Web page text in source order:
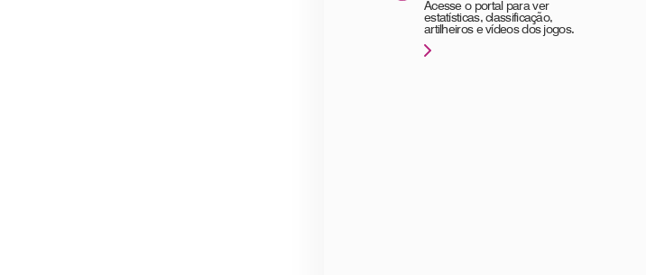
Acesse o portal para ver
estatísticas, classificação,
artilheiros e vídeos dos jogos.